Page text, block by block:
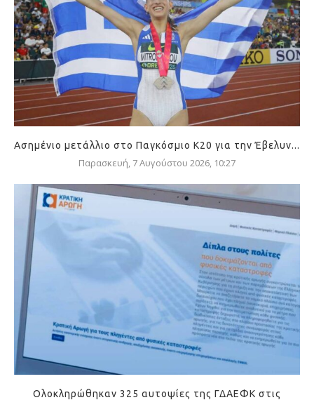
Ασημένιο μετάλλιο στο Παγκόσμιο Κ20 για την Έβελυν...
Παρασκευή, 7 Αυγούστου 2026, 10:27
Ολοκληρώθηκαν 325 αυτοψίες της ΓΔΑΕΦΚ στις